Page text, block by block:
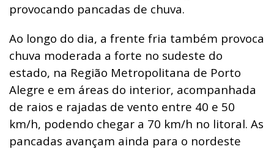
provocando pancadas de chuva.
Ao longo do dia, a frente fria também provoca
chuva moderada a forte no sudeste do
estado, na Região Metropolitana de Porto
Alegre e em áreas do interior, acompanhada
de raios e rajadas de vento entre 40 e 50
km/h, podendo chegar a 70 km/h no litoral. As
pancadas avançam ainda para o nordeste